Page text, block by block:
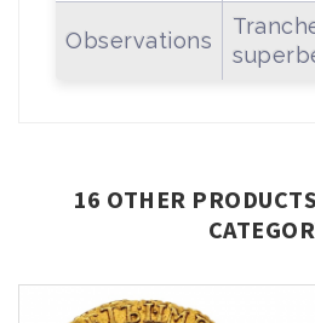
Observations
16 OTHER